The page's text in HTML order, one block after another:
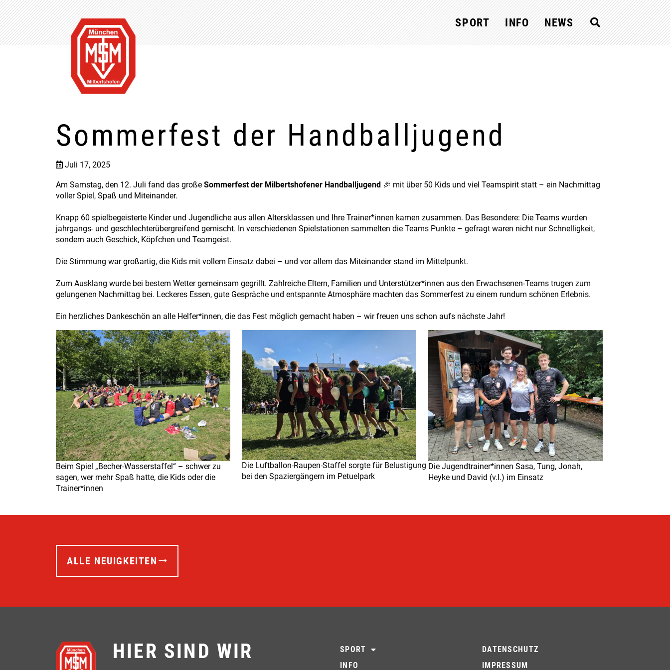
SPORT INFO NEWS
Sommerfest der Handballjugend
Juli 17, 2025
Am Samstag, den 12. Juli fand das große Sommerfest der Milbertshofener Handballjugend 🎉 mit über 50 Kids und viel Teamspirit statt – ein Nachmittag
voller Spiel, Spaß und Miteinander.
Knapp 60 spielbegeisterte Kinder und Jugendliche aus allen Altersklassen und Ihre Trainer*innen kamen zusammen. Das Besondere: Die Teams wurden
jahrgangs- und geschlechterübergreifend gemischt. In verschiedenen Spielstationen sammelten die Teams Punkte – gefragt waren nicht nur Schnelligkeit,
sondern auch Geschick, Köpfchen und Teamgeist.
Die Stimmung war großartig, die Kids mit vollem Einsatz dabei – und vor allem das Miteinander stand im Mittelpunkt.
Zum Ausklang wurde bei bestem Wetter gemeinsam gegrillt. Zahlreiche Eltern, Familien und Unterstützer*innen aus den Erwachsenen-Teams trugen zum
gelungenen Nachmittag bei. Leckeres Essen, gute Gespräche und entspannte Atmosphäre machten das Sommerfest zu einem rundum schönen Erlebnis.
Ein herzliches Dankeschön an alle Helfer*innen, die das Fest möglich gemacht haben – wir freuen uns schon aufs nächste Jahr!
Beim Spiel „Becher-Wasserstaffel“ – schwer zu
sagen, wer mehr Spaß hatte, die Kids oder die
Trainer*innen
Die Luftballon-Raupen-Staffel sorgte für Belustigung
bei den Spaziergängern im Petuelpark
Die Jugendtrainer*innen Sasa, Tung, Jonah,
Heyke und David (v.l.) im Einsatz
ALLE NEUIGKEITEN
HIER SIND WIR
SPORT
INFO
DATENSCHUTZ
IMPRESSUM